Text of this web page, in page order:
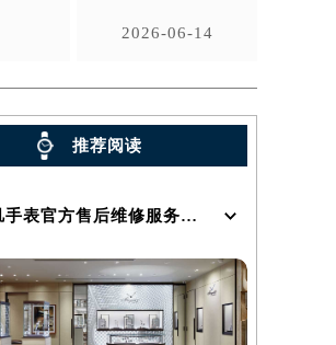
2026-06-14
推荐阅读
宝玑手表官方售后维修服务点地址在哪呢？